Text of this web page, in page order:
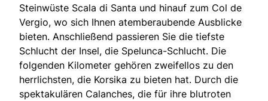
Steinwüste Scala di Santa und hinauf zum Col de
Vergio, wo sich Ihnen atemberaubende Ausblicke
bieten. Anschließend passieren Sie die tiefste
Schlucht der Insel, die Spelunca-Schlucht. Die
folgenden Kilometer gehören zweifellos zu den
herrlichsten, die Korsika zu bieten hat. Durch die
spektakulären Calanches, die für ihre blutroten